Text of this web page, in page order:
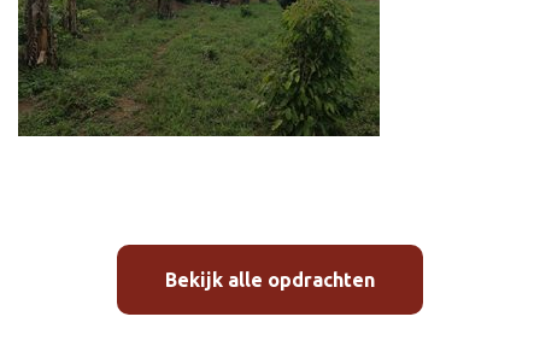
Bekijk alle opdrachten